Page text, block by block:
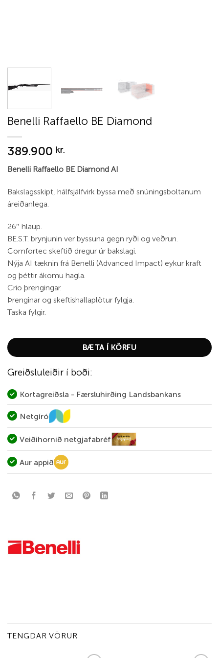
Benelli Raffaello BE Diamond
389.900 kr.
Benelli Raffaello BE Diamond AI
Bakslagsskipt, hálfsjálfvirk byssa með snúningsboltanum
áreiðanlega.
26″ hlaup.
BE.S.T. brynjunin ver byssuna gegn ryði og veðrun.
Comfortec skeftið dregur úr bakslagi.
Nýja AI tæknin frá Benelli (Advanced Impact) eykur kraft
og þéttir ákomu hagla.
Crio þrengingar.
Þrenginar og skeftishallaplötur fylgja.
Taska fylgir.
BÆTA Í KÖRFU
Greiðsluleiðir í boði:
Kortagreiðsla - Færsluhirðing Landsbankans
Netgíró
Veiðihornið netgjafabréf
Aur appið
TENGDAR VÖRUR